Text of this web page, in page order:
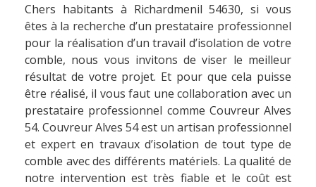
Chers habitants à Richardmenil 54630, si vous
êtes à la recherche d’un prestataire professionnel
pour la réalisation d’un travail d’isolation de votre
comble, nous vous invitons de viser le meilleur
résultat de votre projet. Et pour que cela puisse
être réalisé, il vous faut une collaboration avec un
prestataire professionnel comme Couvreur Alves
54. Couvreur Alves 54 est un artisan professionnel
et expert en travaux d’isolation de tout type de
comble avec des différents matériels. La qualité de
notre intervention est très fiable et le coût est